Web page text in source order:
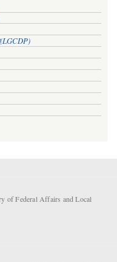
of Federal Affairs and Local